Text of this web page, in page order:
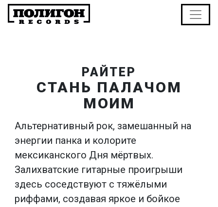
РАЙТЕР
СТАНЬ ПАЛАЧОМ
МОИМ
Альтернативный рок, замешанный на
энергии панка и колорите
мексиканского Дня мёртвых.
Залихватские гитарные проигрыши
здесь соседствуют с тяжёлыми
риффами, создавая яркое и бойкое